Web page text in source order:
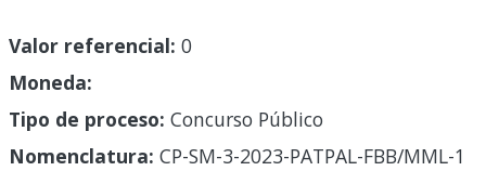
Valor referencial: 0
Moneda:
Tipo de proceso: Concurso Público
Nomenclatura: CP-SM-3-2023-PATPAL-FBB/MML-1